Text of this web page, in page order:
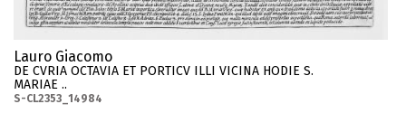
Lauro Giacomo
DE CVRIA OCTAVIA ET PORTICV ILLI VICINA HODIE S.
MARIAE ..
S-CL2353_14984